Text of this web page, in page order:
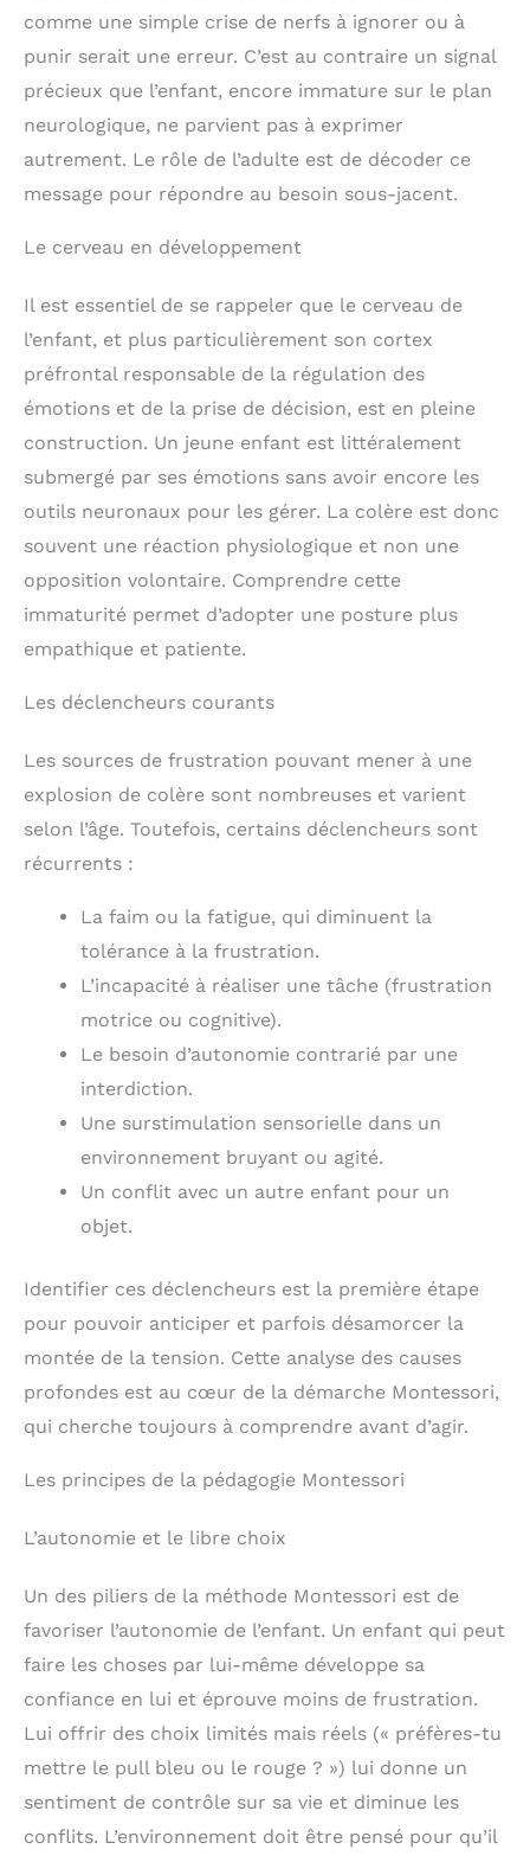
comme une simple crise de nerfs à ignorer ou à
punir serait une erreur. C’est au contraire un signal
précieux que l’enfant, encore immature sur le plan
neurologique, ne parvient pas à exprimer
autrement. Le rôle de l’adulte est de décoder ce
message pour répondre au besoin sous-jacent.
Le cerveau en développement
Il est essentiel de se rappeler que le cerveau de
l’enfant, et plus particulièrement son cortex
préfrontal responsable de la régulation des
émotions et de la prise de décision, est en pleine
construction. Un jeune enfant est littéralement
submergé par ses émotions sans avoir encore les
outils neuronaux pour les gérer. La colère est donc
souvent une réaction physiologique et non une
opposition volontaire. Comprendre cette
immaturité permet d’adopter une posture plus
empathique et patiente.
Les déclencheurs courants
Les sources de frustration pouvant mener à une
explosion de colère sont nombreuses et varient
selon l’âge. Toutefois, certains déclencheurs sont
récurrents :
La faim ou la fatigue, qui diminuent la
tolérance à la frustration.
L’incapacité à réaliser une tâche (frustration
motrice ou cognitive).
Le besoin d’autonomie contrarié par une
interdiction.
Une surstimulation sensorielle dans un
environnement bruyant ou agité.
Un conflit avec un autre enfant pour un
objet.
Identifier ces déclencheurs est la première étape
pour pouvoir anticiper et parfois désamorcer la
montée de la tension. Cette analyse des causes
profondes est au cœur de la démarche Montessori,
qui cherche toujours à comprendre avant d’agir.
Les principes de la pédagogie Montessori
L’autonomie et le libre choix
Un des piliers de la méthode Montessori est de
favoriser l’autonomie de l’enfant. Un enfant qui peut
faire les choses par lui-même développe sa
confiance en lui et éprouve moins de frustration.
Lui offrir des choix limités mais réels (« préfères-tu
mettre le pull bleu ou le rouge ? ») lui donne un
sentiment de contrôle sur sa vie et diminue les
conflits. L’environnement doit être pensé pour qu’il